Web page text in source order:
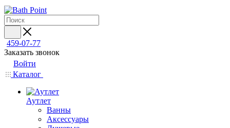
459-07-77
Заказать звонок
Войти
Каталог
Аутлет
Ванны
Аксессуары